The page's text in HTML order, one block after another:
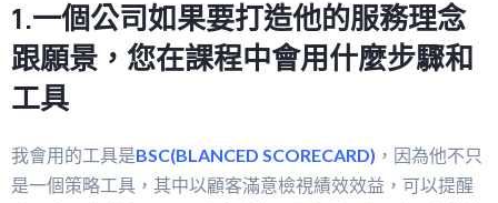
1.一個公司如果要打造他的服務理念
跟願景，您在課程中會用什麼步驟和
工具
我會用的工具是BSC(BLANCED SCORECARD) ，因為他不只
是一個策略工具，其中以顧客滿意檢視績效效益，可以提醒